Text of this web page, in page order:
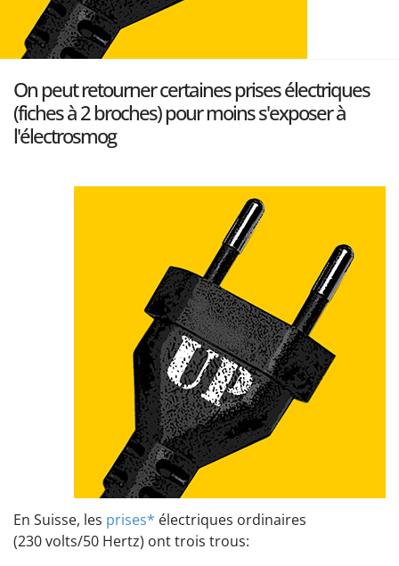
On peut retourner certaines prises électriques
(fiches à 2 broches) pour moins s'exposer à
l'électrosmog
En Suisse, les prises* électriques ordinaires
(230 volts/50 Hertz) ont trois trous: